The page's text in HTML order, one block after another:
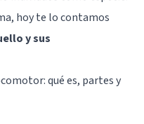
hoy te lo contamos
y sus
qué es, partes y